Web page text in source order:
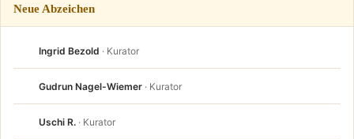
Neue Abzeichen
Ingrid Bezold · Kurator
Gudrun Nagel-Wiemer · Kurator
Uschi R. · Kurator